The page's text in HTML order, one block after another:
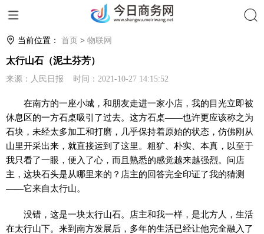
当前位置： 首页 > 物联网
太行山石（泥土芬芳）
来源：人民日报 时间：2021-10-27 14:15:52
在南方的一座小城，和朋友走进一家小店，我的目光立即被
休息区的一方石桌吸引了过去。这方石桌——也许更应该称之为
石块，未经太多加工和打磨，几乎保持着原始的状态，仿佛刚从
山里开采出来，就直接运到了这里。粗犷、朴实、本真，以至于
我只看了一眼，便入了心，而且熟悉的感觉越来越强烈。问店
主，这块石头是从哪里来的？店主的回答完全印证了我的猜测
——它来自太行山。
没错，这是一块太行山石。店主和我一样，是北方人，生活
在太行山下。来到南方发展后，多年的生活已经让他完全融入了